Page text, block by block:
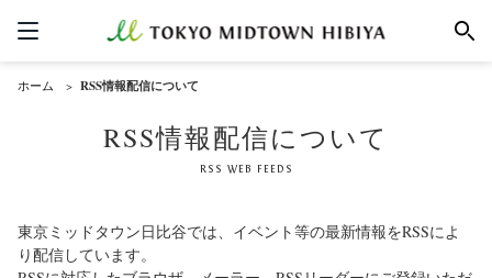
ホーム RSS情報配信について
RSS情報配信について
RSS WEB FEEDS
東京ミッドタウン日比谷では、イベント等の最新情報をRSSによ
り配信しています。